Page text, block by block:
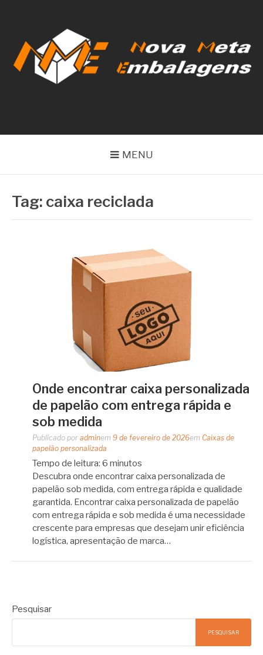
conteúdo
MENU
Tag: caixa reciclada
Onde encontrar caixa personalizada
de papelão com entrega rápida e
sob medida
Publicado por adminem 9 de fevereiro de 2026em Caixas de
papelão personalizada
Tempo de leitura: 6 minutos
Descubra onde encontrar caixa personalizada de
papelão sob medida, com entrega rápida e qualidade
garantida. Encontrar caixa personalizada de papelão
com entrega rápida e sob medida é uma necessidade
crescente para empresas que desejam unir eficiência
logística, apresentação de marca…
Pesquisar
PESQUISAR